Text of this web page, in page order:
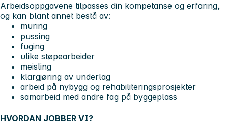
Arbeidsoppgavene tilpasses din kompetanse og erfaring,
og kan blant annet bestå av:
muring
pussing
fuging
ulike støpearbeider
meisling
klargjøring av underlag
arbeid på nybygg og rehabiliteringsprosjekter
samarbeid med andre fag på byggeplass
HVORDAN JOBBER VI?